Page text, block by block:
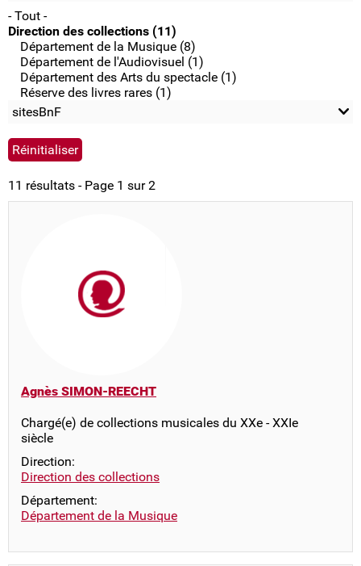
- Tout -
Direction des collections (11)
Département de la Musique (8)
Département de l'Audiovisuel (1)
Département des Arts du spectacle (1)
Réserve des livres rares (1)
sitesBnF
11 résultats - Page 1 sur 2
Agnès SIMON-REECHT
Chargé(e) de collections musicales du XXe - XXIe
siècle
Direction:
Direction des collections
Département:
Département de la Musique